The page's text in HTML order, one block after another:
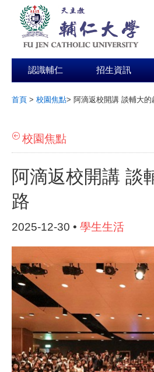
認識輔仁 招生資訊
首頁 > 校園焦點> 阿滴返校開講 談輔大
校園焦點
阿滴返校開講 談
路
2025-12-30 • 學生生活